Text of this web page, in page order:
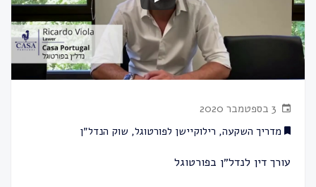
מדריך השקעה, רילוקיישן לפורטוגל, שוק הנדל״ן
עורך דין לנדל״ן בפורטוגל